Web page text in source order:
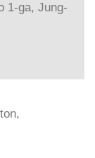
1-ga, Jung-